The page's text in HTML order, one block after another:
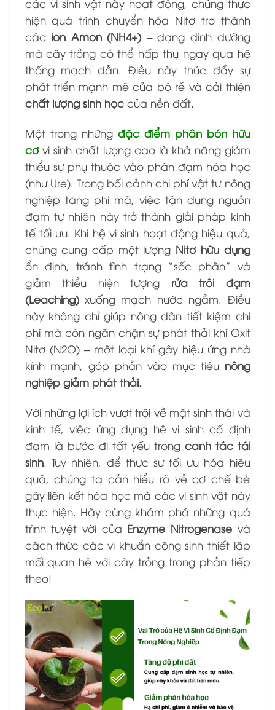
các vi sinh vật này hoạt động, chúng thực
hiện quá trình chuyển hóa Nitơ trơ thành
các ion Amon (NH4+) – dạng dinh dưỡng
mà cây trồng có thể hấp thụ ngay qua hệ
thống mạch dẫn. Điều này thúc đẩy sự
phát triển mạnh mẽ của bộ rễ và cải thiện
chất lượng sinh họccủa nền đất.
Một trong những đặc điểm phân bón hữu
cơ vi sinh chất lượng cao là khả năng giảm
thiểu sự phụ thuộc vào phân đạm hóa học
(như Ure). Trong bối cảnh chi phí vật tư nông
nghiệp tăng phi mã, việc tận dụng nguồn
đạm tự nhiên này trở thành giải pháp kinh
tế tối ưu. Khi hệ vi sinh hoạt động hiệu quả,
chúng cung cấp một lượng Nitơ hữu dụng
ổn định, tránh tình trạng “sốc phân” và
giảm thiểu hiện tượng rửa trôi đạm
(Leaching)xuống mạch nước ngầm. Điều
này không chỉ giúp nông dân tiết kiệm chi
phí mà còn ngăn chặn sự phát thải khí Oxit
Nitơ (N2O) – một loại khí gây hiệu ứng nhà
kính mạnh, góp phần vào mục tiêu nông
nghiệp giảm phát thải.
Với những lợi ích vượt trội về mặt sinh thái và
kinh tế, việc ứng dụng hệ vi sinh cố định
đạm là bước đi tất yếu trong canh tác tái
sinh. Tuy nhiên, để thực sự tối ưu hóa hiệu
quả, chúng ta cần hiểu rõ về cơ chế bẻ
gãy liên kết hóa học mà các vi sinh vật này
thực hiện. Hãy cùng khám phá những quá
trình tuyệt vời của Enzyme Nitrogenasevà
cách thức các vi khuẩn cộng sinh thiết lập
mối quan hệ với cây trồng trong phần tiếp
theo!